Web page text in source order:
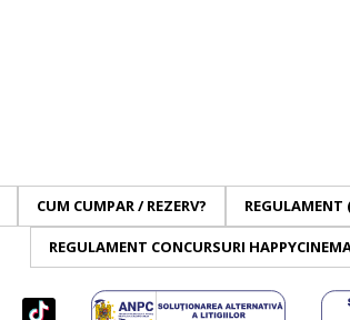
CUM CUMPAR / REZERV? REGULAMENT
REGULAMENT CONCURSURI